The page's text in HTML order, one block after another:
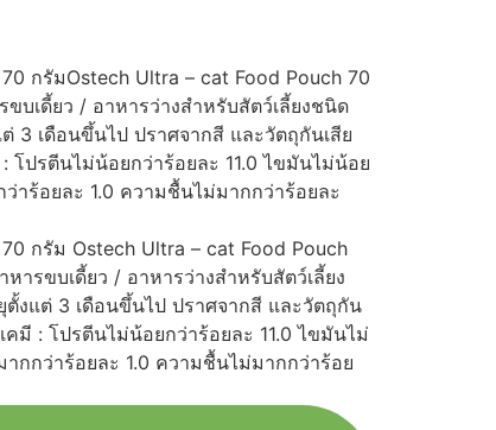
กรัมOstech Ultra – cat Food Pouch 70
บเดี้ยว / อาหารว่างสำหรับสัตว์เลี้ยงชนิด
3 เดือนขึ้นไป ปราศจากสี และวัตถุกันเสีย
ปรตีนไม่น้อยกว่าร้อยละ 11.0 ไขมันไม่น้อย
าร้อยละ 1.0 ความชื้นไม่มากกว่าร้อยละ
กรัม Ostech Ultra – cat Food Pouch
ารขบเดี้ยว / อาหารว่างสำหรับสัตว์เลี้ยง
งแต่ 3 เดือนขึ้นไป ปราศจากสี และวัตถุกัน
มี : โปรตีนไม่น้อยกว่าร้อยละ 11.0 ไขมันไม่
กกว่าร้อยละ 1.0 ความชื้นไม่มากกว่าร้อย